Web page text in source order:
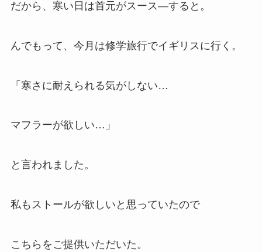
だから、寒い日は首元がスース―すると。
んでもって、今月は修学旅行でイギリスに行く。
「寒さに耐えられる気がしない…
マフラーが欲しい…」
と言われました。
私もストールが欲しいと思っていたので
こちらをご提供いただいた。